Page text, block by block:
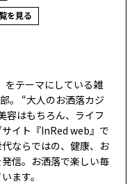
を見る
をテーマにしている雑
。 “大人のお洒落カジ
容はもちろん、ライフ
イト『InRed web』で
ならではの、健康、お
信。お洒落で楽しい毎
ます。